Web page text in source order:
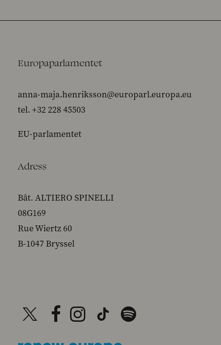
Europaparlamentet
anna-maja.henriksson@europarl.europa.eu
tel. +32 228 45503
EU-parlamentet
Adress
Bât. ALTIERO SPINELLI
08G169
Rue Wiertz 60
B-1047 Bryssel